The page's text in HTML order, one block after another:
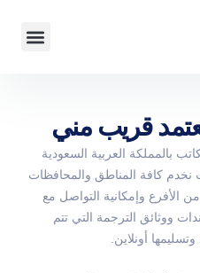
قريب مني
بالمملكة العربية السعودية
كافة المناطق والمحافظات
الأفرع وإمكانية التواصل مع
ووثائق الترجمة التي تتم
أونلاين.